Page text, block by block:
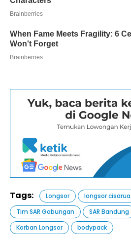
Tags: Longsor longsor cisarua
Tim SAR Gabungan
SAR Bandung
Korban Longsor
bodypack